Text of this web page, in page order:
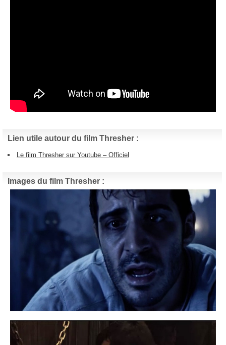
Lien utile autour du film Thresher :
Le film Thresher sur Youtube – Officiel
Images du film Thresher :